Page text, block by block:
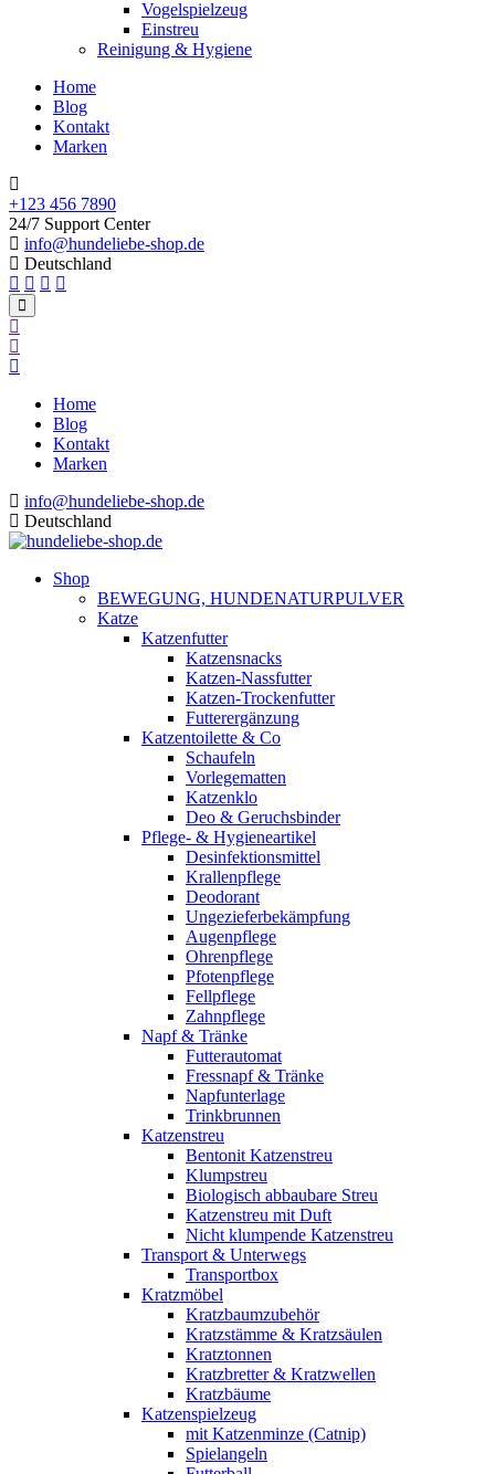
Vogelspielzeug
Einstreu
Reinigung & Hygiene
Home
Blog
Kontakt
Marken
+123 456 7890
24/7 Support Center
info@hundeliebe-shop.de
Deutschland
Home
Blog
Kontakt
Marken
info@hundeliebe-shop.de
Deutschland
Shop
BEWEGUNG, HUNDENATURPULVER
Katze
Katzenfutter
Katzensnacks
Katzen-Nassfutter
Katzen-Trockenfutter
Futterergänzung
Katzentoilette & Co
Schaufeln
Vorlegematten
Katzenklo
Deo & Geruchsbinder
Pflege- & Hygieneartikel
Desinfektionsmittel
Krallenpflege
Deodorant
Ungezieferbekämpfung
Augenpflege
Ohrenpflege
Pfotenpflege
Fellpflege
Zahnpflege
Napf & Tränke
Futterautomat
Fressnapf & Tränke
Napfunterlage
Trinkbrunnen
Katzenstreu
Bentonit Katzenstreu
Klumpstreu
Biologisch abbaubare Streu
Katzenstreu mit Duft
Nicht klumpende Katzenstreu
Transport & Unterwegs
Transportbox
Kratzmöbel
Kratzbaumzubehör
Kratzstämme & Kratzsäulen
Kratztonnen
Kratzbretter & Kratzwellen
Kratzbäume
Katzenspielzeug
mit Katzenminze (Catnip)
Spielangeln